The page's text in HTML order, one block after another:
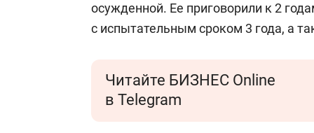
осужденной. Ее приговорили к 2
с испытательным сроком 3 года, а
Читайте БИЗНЕС Online
в Telegram